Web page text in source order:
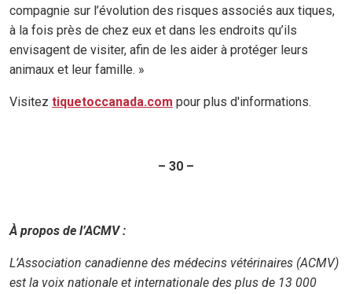
compagnie sur l’évolution des risques associés aux tiques,
à la fois près de chez eux et dans les endroits qu’ils
envisagent de visiter, afin de les aider à protéger leurs
animaux et leur famille. »
Visitez tiquetoccanada.com pour plus d'informations.
– 30 –
À propos de l’ACMV :
L’Association canadienne des médecins vétérinaires (ACMV)
est la voix nationale et internationale des plus de 13 000